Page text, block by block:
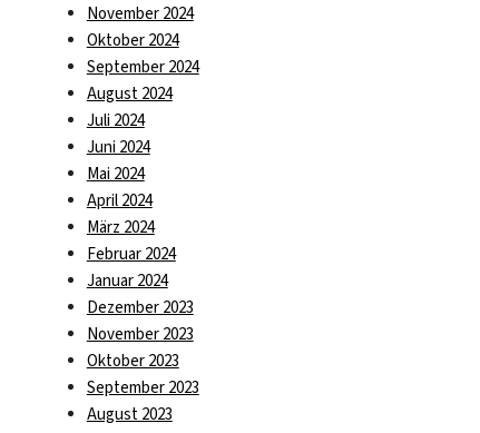
November 2024
Oktober 2024
September 2024
August 2024
Juli 2024
Juni 2024
Mai 2024
April 2024
März 2024
Februar 2024
Januar 2024
Dezember 2023
November 2023
Oktober 2023
September 2023
August 2023